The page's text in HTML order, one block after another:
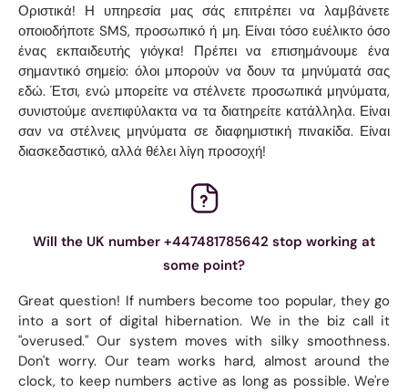
Οριστικά! Η υπηρεσία μας σάς επιτρέπει να λαμβάνετε
οποιοδήποτε SMS, προσωπικό ή μη. Είναι τόσο ευέλικτο όσο
ένας εκπαιδευτής γιόγκα! Πρέπει να επισημάνουμε ένα
σημαντικό σημείο: όλοι μπορούν να δουν τα μηνύματά σας
εδώ. Έτσι, ενώ μπορείτε να στέλνετε προσωπικά μηνύματα,
συνιστούμε ανεπιφύλακτα να τα διατηρείτε κατάλληλα. Είναι
σαν να στέλνεις μηνύματα σε διαφημιστική πινακίδα. Είναι
διασκεδαστικό, αλλά θέλει λίγη προσοχή!
Will the UK number +447481785642 stop working at
some point?
Great question! If numbers become too popular, they go
into a sort of digital hibernation. We in the biz call it
"overused." Our system moves with silky smoothness.
Don't worry. Our team works hard, almost around the
clock, to keep numbers active as long as possible. We're